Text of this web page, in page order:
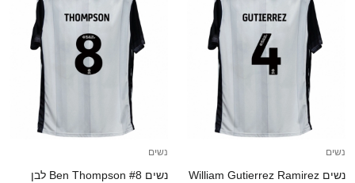
נשים
נשים William Gutierrez Ramirez
נשים
נשים Ben Thompson #8 לבן